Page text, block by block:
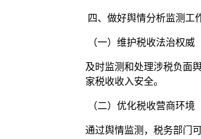
四、做好舆情分析监测工
（一）维护税收法治权威
及时监测和处理涉税负面
家税收收入安全。
（二）优化税收营商环境
通过舆情监测，税务部门